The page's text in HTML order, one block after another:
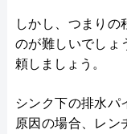
しかし、つまりの
のが難しいでしょ
頼しましょう。
シンク下の排水パ
原因の場合、レン